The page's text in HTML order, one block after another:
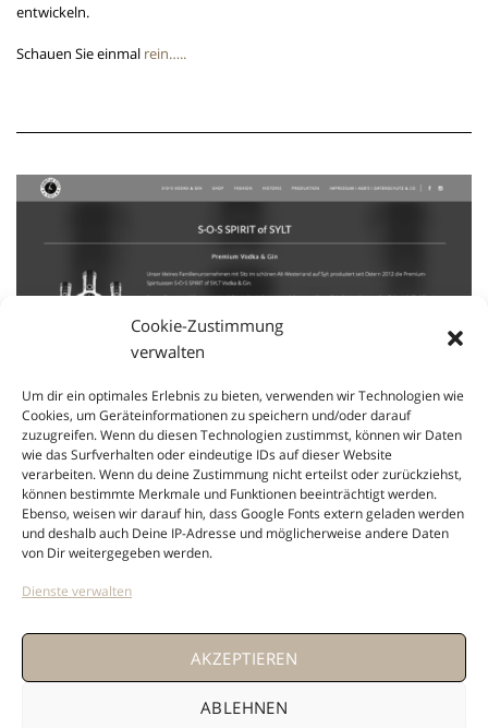
Cookie-Zustimmung
verwalten
Um dir ein optimales Erlebnis zu bieten, verwenden wir Technologien wie
Cookies, um Geräteinformationen zu speichern und/oder darauf
zuzugreifen. Wenn du diesen Technologien zustimmst, können wir Daten
wie das Surfverhalten oder eindeutige IDs auf dieser Website
verarbeiten. Wenn du deine Zustimmung nicht erteilst oder zurückziehst,
können bestimmte Merkmale und Funktionen beeinträchtigt werden.
Ebenso, weisen wir darauf hin, dass Google Fonts extern geladen werden
und deshalb auch Deine IP-Adresse und möglicherweise andere Daten
von Dir weitergegeben werden.
Dienste verwalten
AKZEPTIEREN
ABLEHNEN
entwickeln.
Schauen Sie einmal rein…..
SOS Website Premium-Spirituosen
Hier erfahren Sie alles über unsere Premium Spirituosen.
Aber auch unsere erstgeborenen Premium-Spirituosen dürfen
selbstverständlich nicht zu kurz kommen. Auf unserer „alkoholischen“
Website erfahren Sie alles im Detail.
Schauen Sie einmal